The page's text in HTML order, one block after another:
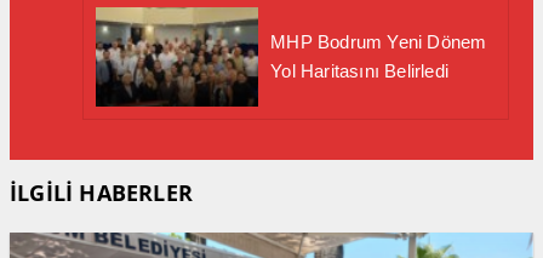
MHP Bodrum Yeni Dönem
Yol Haritasını Belirledi
İLGİLİ HABERLER